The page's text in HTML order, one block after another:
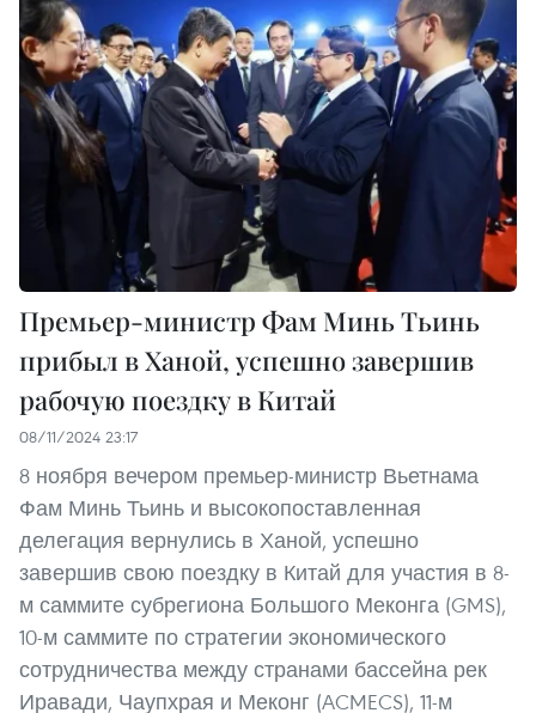
Премьер-министр Фам Минь Тьинь
прибыл в Ханой, успешно завершив
рабочую поездку в Китай
08/11/2024 23:17
8 ноября вечером премьер-министр Вьетнама
Фам Минь Тьинь и высокопоставленная
делегация вернулись в Ханой, успешно
завершив свою поездку в Китай для участия в 8-
м саммите субрегиона Большого Меконга (GMS),
10-м саммите по стратегии экономического
сотрудничества между странами бассейна рек
Иравади, Чаупхрая и Меконг (ACMECS), 11-м